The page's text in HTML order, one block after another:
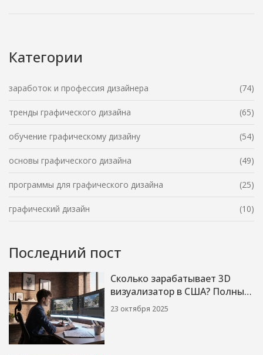
Категории
заработок и профессия дизайнера (74)
тренды графического дизайна (65)
обучение графическому дизайну (54)
основы графического дизайна (49)
программы для графического дизайна (25)
графический дизайн (10)
Последний пост
Сколько зарабатывает 3D
визуализатор в США? Полный
обзор зарплат 2025
23 октября 2025